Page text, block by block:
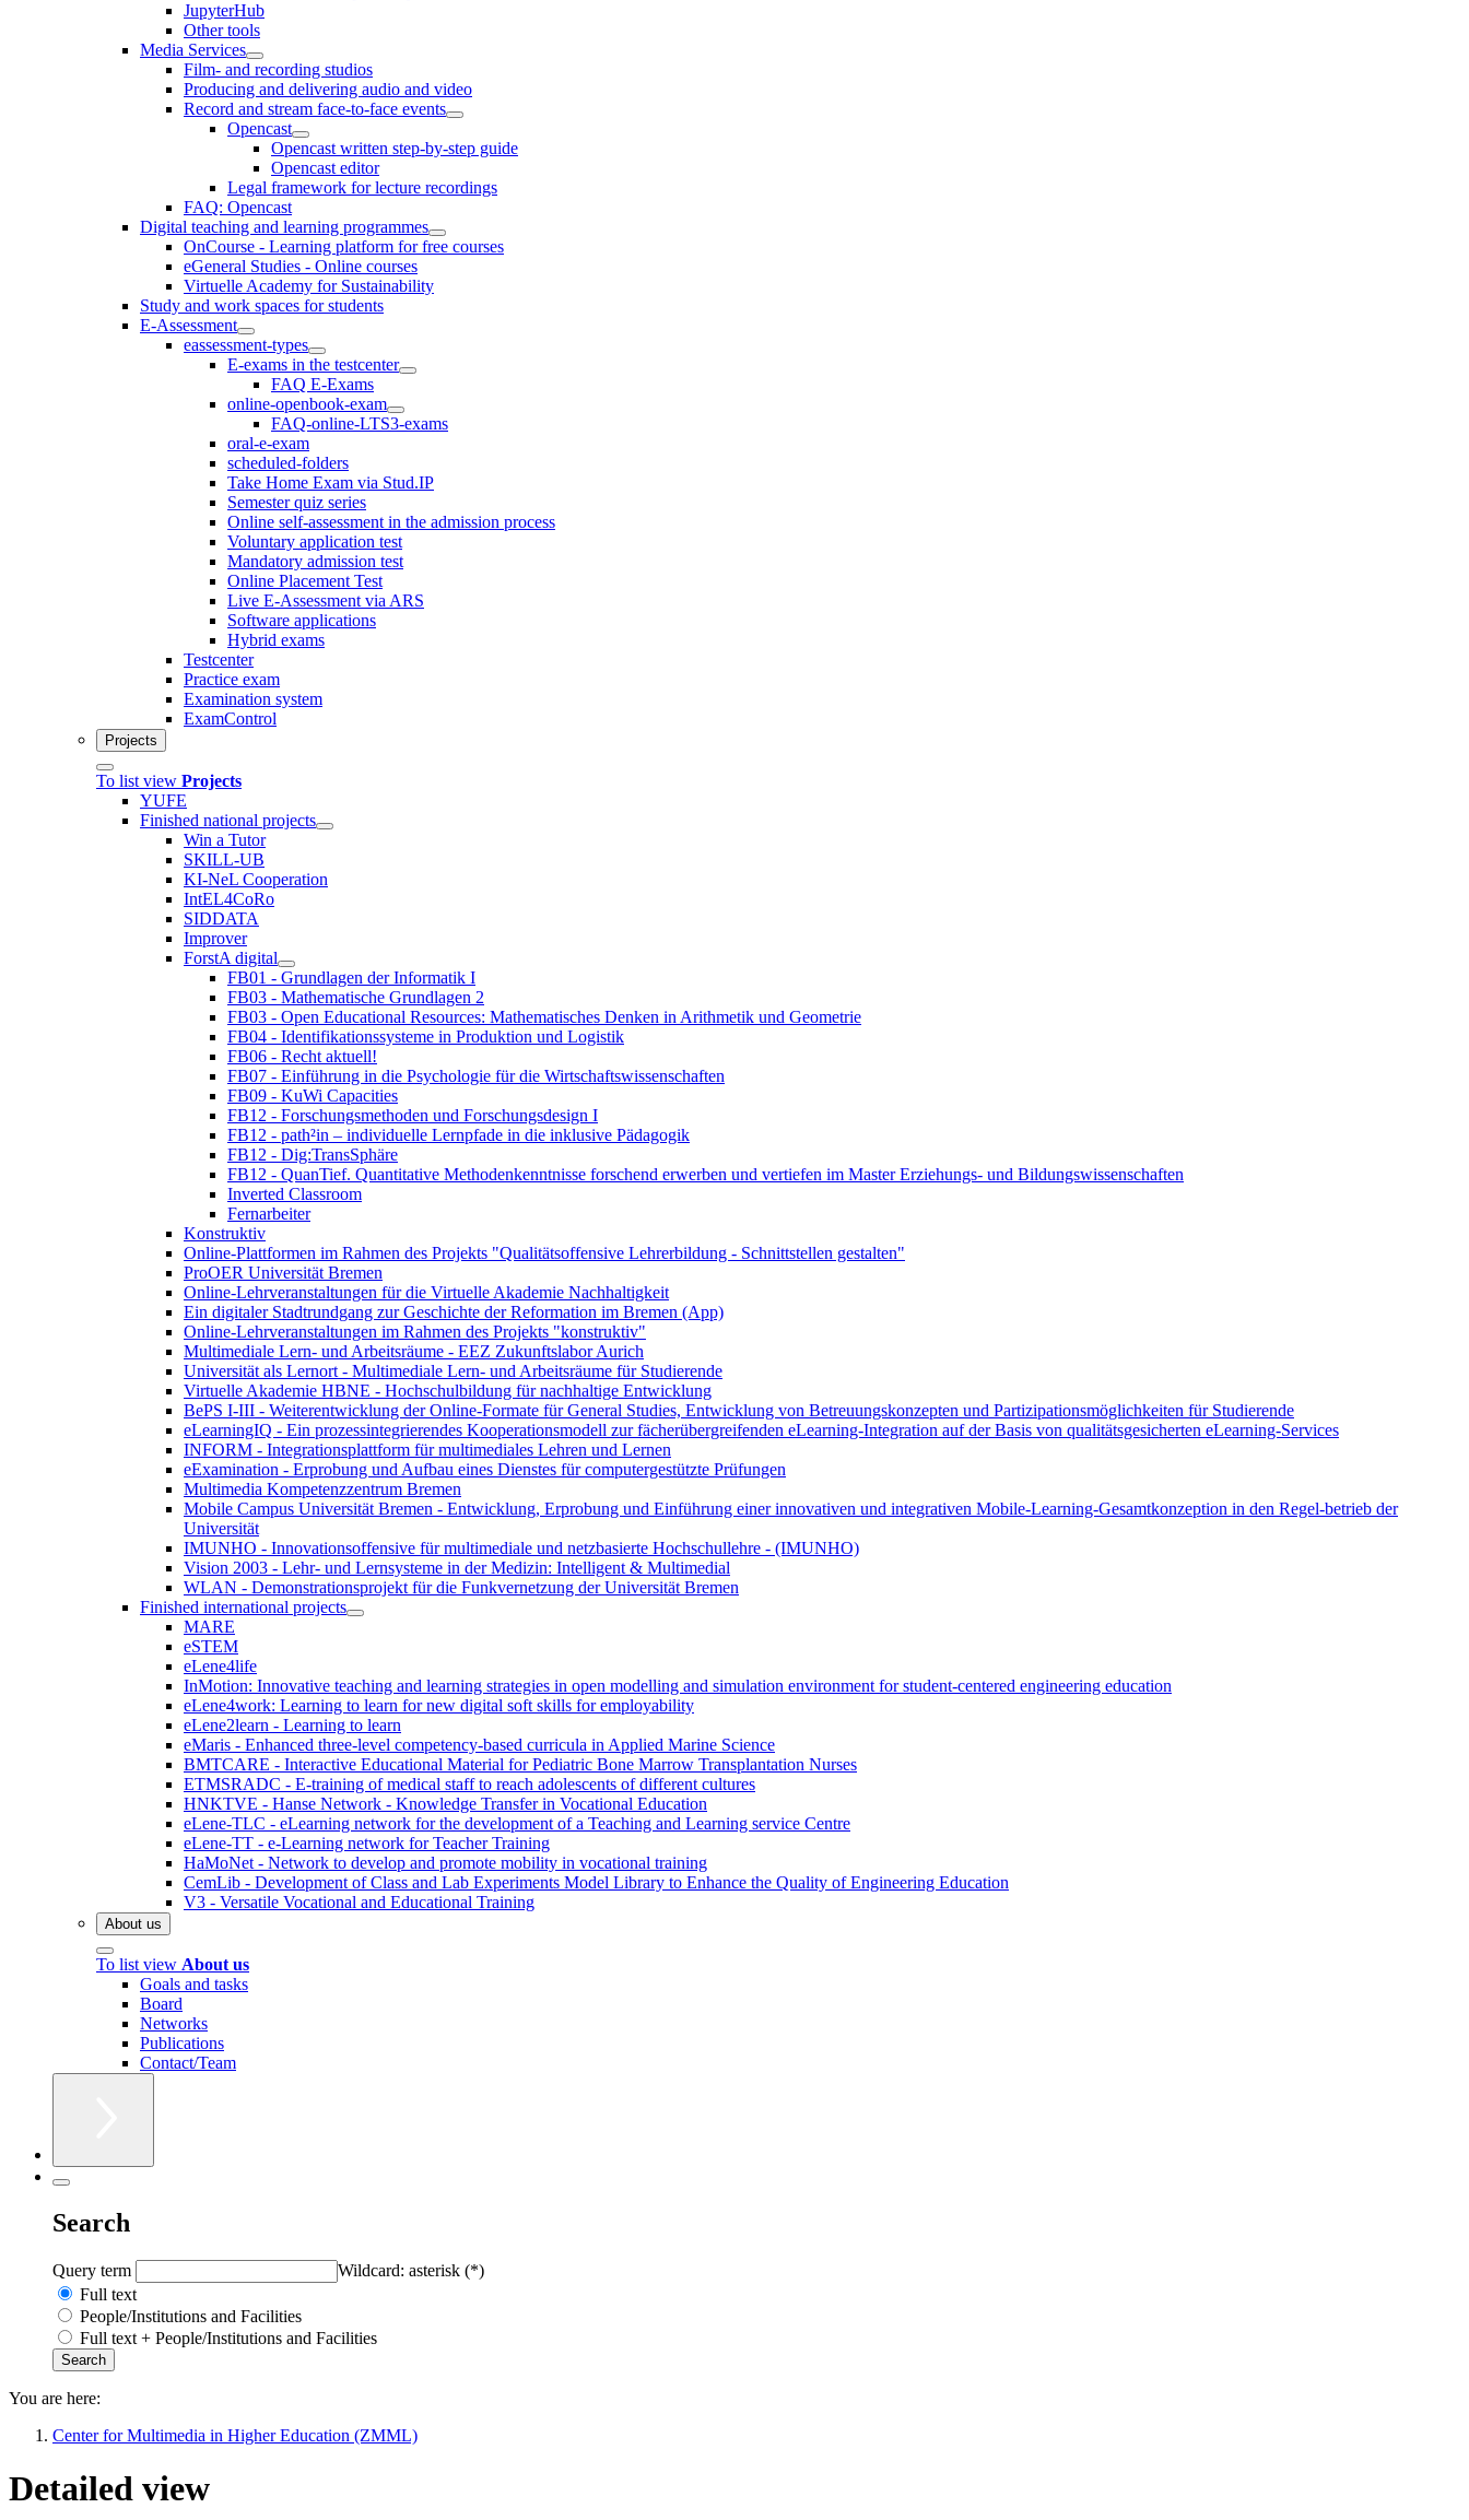
JupyterHub
Other tools
Media Services
Film- and recording studios
Producing and delivering audio and video
Record and stream face-to-face events
Opencast
Opencast written step-by-step guide
Opencast editor
Legal framework for lecture recordings
FAQ: Opencast
Digital teaching and learning programmes
OnCourse - Learning platform for free courses
eGeneral Studies - Online courses
Virtuelle Academy for Sustainability
Study and work spaces for students
E-Assessment
eassessment-types
E-exams in the testcenter
FAQ E-Exams
online-openbook-exam
FAQ-online-LTS3-exams
oral-e-exam
scheduled-folders
Take Home Exam via Stud.IP
Semester quiz series
Online self-assessment in the admission process
Voluntary application test
Mandatory admission test
Online Placement Test
Live E-Assessment via ARS
Software applications
Hybrid exams
Testcenter
Practice exam
Examination system
ExamControl
Projects
To list view Projects
YUFE
Finished national projects
Win a Tutor
SKILL-UB
KI-NeL Cooperation
IntEL4CoRo
SIDDATA
Improver
ForstA digital
FB01 - Grundlagen der Informatik I
FB03 - Mathematische Grundlagen 2
FB03 - Open Educational Resources: Mathematisches Denken in Arithmetik und Geometrie
FB04 - Identifikationssysteme in Produktion und Logistik
FB06 - Recht aktuell!
FB07 - Einführung in die Psychologie für die Wirtschaftswissenschaften
FB09 - KuWi Capacities
FB12 - Forschungsmethoden und Forschungsdesign I
FB12 - path²in – individuelle Lernpfade in die inklusive Pädagogik
FB12 - Dig:TransSphäre
FB12 - QuanTief. Quantitative Methodenkenntnisse forschend erwerben und vertiefen im Master Erziehungs- und Bildungswissenschaften
Inverted Classroom
Fernarbeiter
Konstruktiv
Online-Plattformen im Rahmen des Projekts "Qualitätsoffensive Lehrerbildung - Schnittstellen gestalten"
ProOER Universität Bremen
Online-Lehrveranstaltungen für die Virtuelle Akademie Nachhaltigkeit
Ein digitaler Stadtrundgang zur Geschichte der Reformation im Bremen (App)
Online-Lehrveranstaltungen im Rahmen des Projekts "konstruktiv"
Multimediale Lern- und Arbeitsräume - EEZ Zukunftslabor Aurich
Universität als Lernort - Multimediale Lern- und Arbeitsräume für Studierende
Virtuelle Akademie HBNE - Hochschulbildung für nachhaltige Entwicklung
BePS I-III - Weiterentwicklung der Online-Formate für General Studies, Entwicklung von Betreuungskonzepten und Partizipationsmöglichkeiten für Studierende
eLearningIQ - Ein prozessintegrierendes Kooperationsmodell zur fächerübergreifenden eLearning-Integration auf der Basis von qualitätsgesicherten eLearning-Services
INFORM - Integrationsplattform für multimediales Lehren und Lernen
eExamination - Erprobung und Aufbau eines Dienstes für computergestützte Prüfungen
Multimedia Kompetenzzentrum Bremen
Mobile Campus Universität Bremen - Entwicklung, Erprobung und Einführung einer innovativen und integrativen Mobile-Learning-Gesamtkonzeption in den Regel-betrieb der
Universität
IMUNHO - Innovationsoffensive für multimediale und netzbasierte Hochschullehre - (IMUNHO)
Vision 2003 - Lehr- und Lernsysteme in der Medizin: Intelligent & Multimedial
WLAN - Demonstrationsprojekt für die Funkvernetzung der Universität Bremen
Finished international projects
MARE
eSTEM
eLene4life
InMotion: Innovative teaching and learning strategies in open modelling and simulation environment for student-centered engineering education
eLene4work: Learning to learn for new digital soft skills for employability
eLene2learn - Learning to learn
eMaris - Enhanced three-level competency-based curricula in Applied Marine Science
BMTCARE - Interactive Educational Material for Pediatric Bone Marrow Transplantation Nurses
ETMSRADC - E-training of medical staff to reach adolescents of different cultures
HNKTVE - Hanse Network - Knowledge Transfer in Vocational Education
eLene-TLC - eLearning network for the development of a Teaching and Learning service Centre
eLene-TT - e-Learning network for Teacher Training
HaMoNet - Network to develop and promote mobility in vocational training
CemLib - Development of Class and Lab Experiments Model Library to Enhance the Quality of Engineering Education
V3 - Versatile Vocational and Educational Training
About us
To list view About us
Goals and tasks
Board
Networks
Publications
Contact/Team
Search
Query term
Wildcard: asterisk (*)
Full text
People/Institutions and Facilities
Full text + People/Institutions and Facilities
You are here:
Center for Multimedia in Higher Education (ZMML)
Detailed view